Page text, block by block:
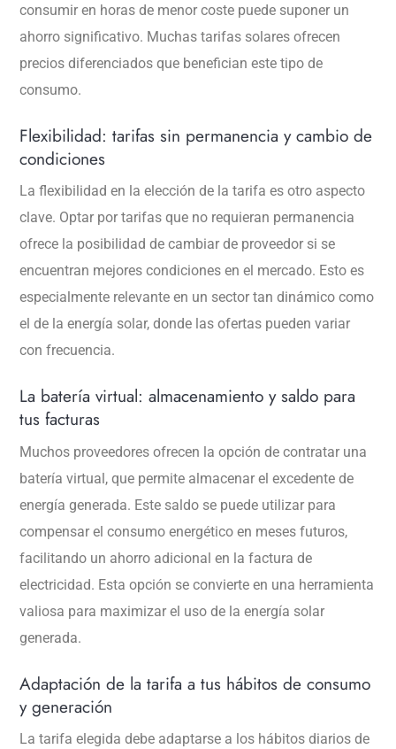
consumir en horas de menor coste puede suponer un
ahorro significativo. Muchas tarifas solares ofrecen
precios diferenciados que benefician este tipo de
consumo.
Flexibilidad: tarifas sin permanencia y cambio de
condiciones
La flexibilidad en la elección de la tarifa es otro aspecto
clave. Optar por tarifas que no requieran permanencia
ofrece la posibilidad de cambiar de proveedor si se
encuentran mejores condiciones en el mercado. Esto es
especialmente relevante en un sector tan dinámico como
el de la energía solar, donde las ofertas pueden variar
con frecuencia.
La batería virtual: almacenamiento y saldo para
tus facturas
Muchos proveedores ofrecen la opción de contratar una
batería virtual, que permite almacenar el excedente de
energía generada. Este saldo se puede utilizar para
compensar el consumo energético en meses futuros,
facilitando un ahorro adicional en la factura de
electricidad. Esta opción se convierte en una herramienta
valiosa para maximizar el uso de la energía solar
generada.
Adaptación de la tarifa a tus hábitos de consumo
y generación
La tarifa elegida debe adaptarse a los hábitos diarios de